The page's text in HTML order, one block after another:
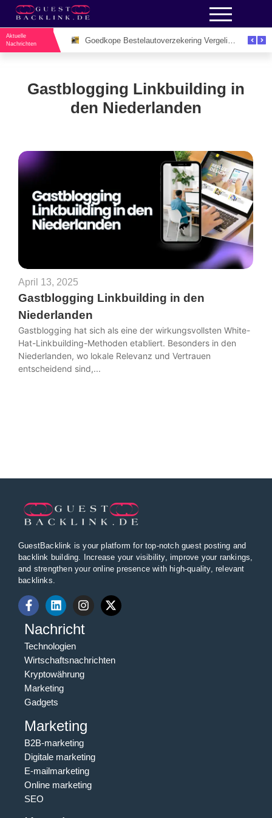
Aktuelle
Nachrichten
Gastblogging Linkbuilding in
den Niederlanden
April 13, 2025
Gastblogging Linkbuilding in den
Niederlanden
Gastblogging hat sich als eine der wirkungsvollsten White-
Hat-Linkbuilding-Methoden etabliert. Besonders in den
Niederlanden, wo lokale Relevanz und Vertrauen
entscheidend sind,...
GuestBacklink is your platform for top-notch guest posting and
backlink building. Increase your visibility, improve your rankings,
and strengthen your online presence with high-quality, relevant
backlinks.
Nachricht
Technologien
Wirtschaftsnachrichten
Kryptowährung
Marketing
Gadgets
Marketing
B2B-marketing
Digitale marketing
E-mailmarketing
Online marketing
SEO